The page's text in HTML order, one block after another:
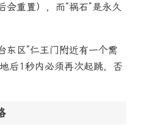
会重置），而“祸石”是永久
区”仁王门附近有一个需
后1秒内必须再次起跳，否